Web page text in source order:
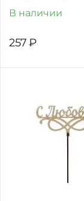
В наличии
257₽